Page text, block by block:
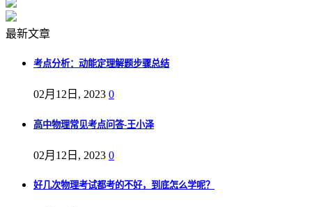
最新文章
考点分析：动能定理解题步骤总结
02月12日, 2023 0
高中物理常见考点问答-王小泽
02月12日, 2023 0
好几次物理考试都考的不好，到底怎么学呢？